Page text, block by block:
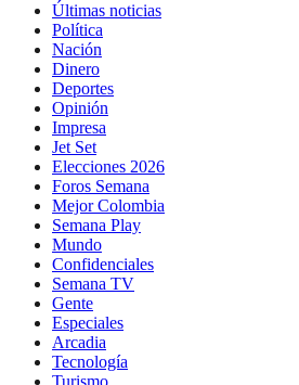
Últimas noticias
Política
Nación
Dinero
Deportes
Opinión
Impresa
Jet Set
Elecciones 2026
Foros Semana
Mejor Colombia
Semana Play
Mundo
Confidenciales
Semana TV
Gente
Especiales
Arcadia
Tecnología